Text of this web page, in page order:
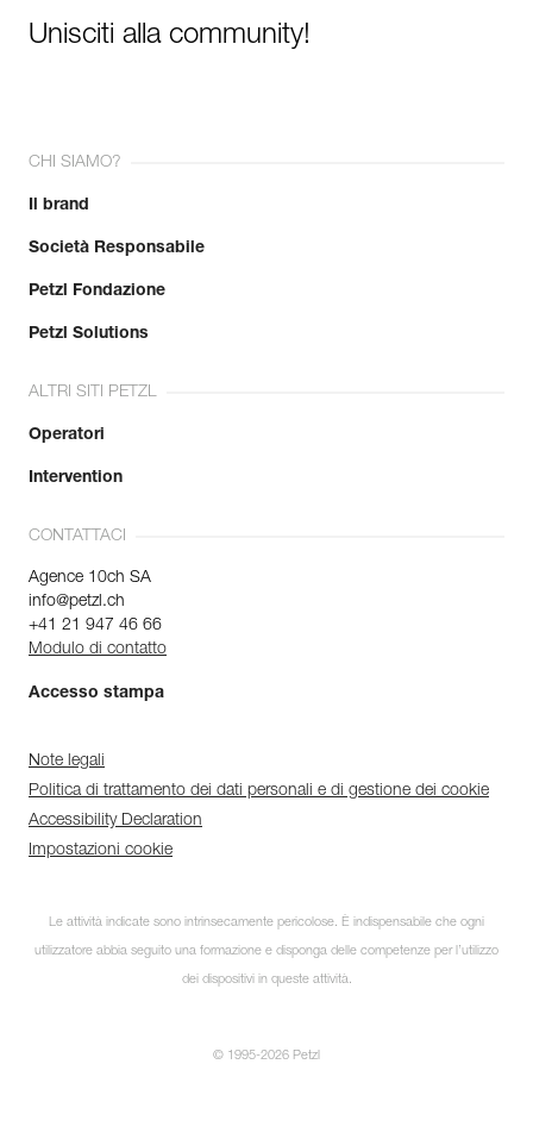
Unisciti alla community!
CHI SIAMO?
Il brand
Società Responsabile
Petzl Fondazione
Petzl Solutions
ALTRI SITI PETZL
Operatori
Intervention
CONTATTACI
Agence 10ch SA
info@petzl.ch
+41 21 947 46 66
Modulo di contatto
Accesso stampa
Note legali
Politica di trattamento dei dati personali e di gestione dei cookie
Accessibility Declaration
Impostazioni cookie
Le attività indicate sono intrinsecamente pericolose. È indispensabile che ogni
utilizzatore abbia seguito una formazione e disponga delle competenze per l’utilizzo
dei dispositivi in queste attività.
© 1995-2026 Petzl